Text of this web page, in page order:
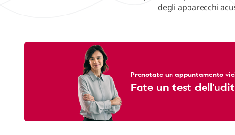
degli apparecchi
Prenotate un appuntamento
Fate un test